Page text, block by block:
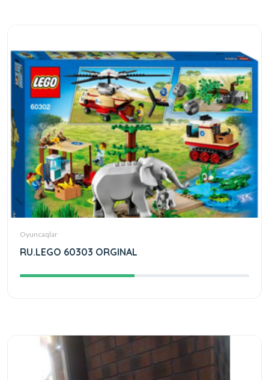
Oyuncaqlar
RU.LEGO 60303 ORGINAL